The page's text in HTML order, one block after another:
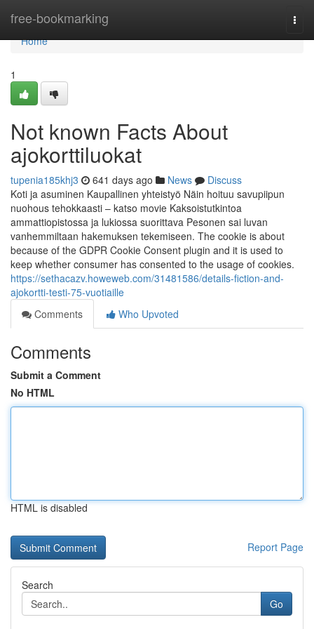
free-bookmarking
Home
Home
1
Not known Facts About
ajokorttiluokat
tupenia185khj3 641 days ago News
Discuss
Koti ja asuminen Kaupallinen yhteistyö Näin hoituu savupiipun
nuohous tehokkaasti – katso movie Kaksoistutkintoa
ammattiopistossa ja lukiossa suorittava Pesonen sai luvan
vanhemmiltaan hakemuksen tekemiseen. The cookie is about
because of the GDPR Cookie Consent plugin and it is used to
keep whether consumer has consented to the usage of cookies.
https://sethacazv.howeweb.com/31481586/details-fiction-and-
ajokortti-testi-75-vuotiaille
Comments
Who Upvoted
Comments
Submit a Comment
No HTML
HTML is disabled
Report Page
Search
Go